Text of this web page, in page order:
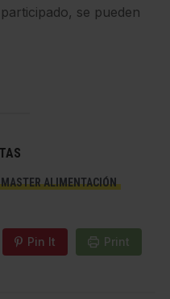
se pueden
MASTER ALIMENTACIÓN
Pin It Print